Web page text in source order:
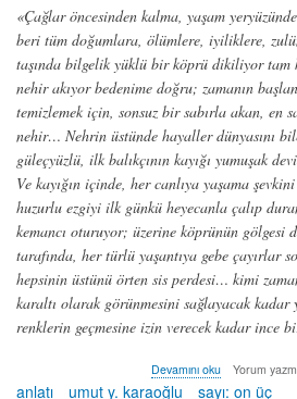
«Çağlar öncesinden kalma, yaşam
beri tüm doğumlara, ölümlere, iyiliklere,
taşında bilgelik yüklü bir köprü dikiliyor tam
nehir akıyor bedenime doğru; zamanın
temizlemek için, sonsuz bir sabırla akan, en
nehir… Nehrin üstünde hayaller dünyasını
güleçyüzlü, ilk balıkçının kayığı yumuşak
Ve kayığın içinde, her canlıya yaşama
huzurlu ezgiyi ilk günkü heyecanla çalıp
kemancı oturuyor; üzerine köprünün gölgesi
tarafında, her türlü yaşantıya gebe çayırlar
hepsinin üstünü örten sis perdesi… kimi
karaltı olarak görünmesini sağlayacak kadar
renklerin geçmesine izin verecek kadar ince
giz’li
anlatı
Devamını oku Yorum
anlatı umut y. karaoğlu sayı: on üç